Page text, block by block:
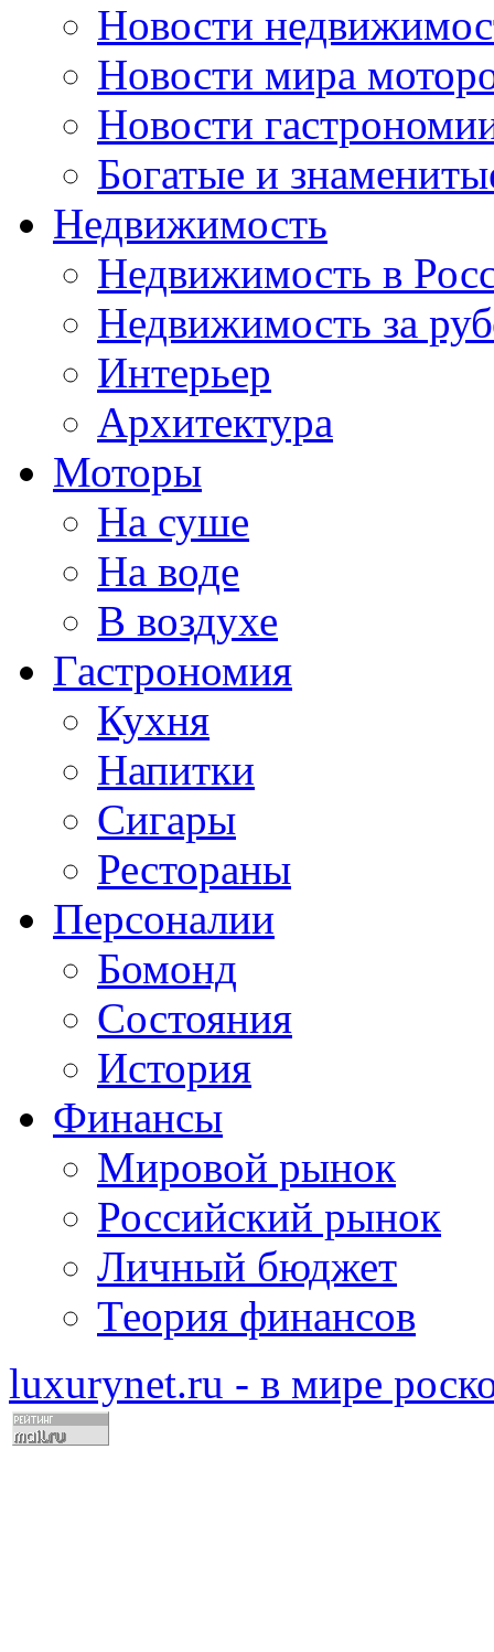
Новости
Новости мира
Новости
Богатые и
Недвижимость
Недвижимость в
Недвижимость за
Интерьер
Архитектура
Моторы
На суше
На воде
В воздухе
Гастрономия
Кухня
Напитки
Сигары
Рестораны
Персоналии
Бомонд
Состояния
История
Финансы
Мировой рынок
Российский рынок
Личный бюджет
Теория финансов
luxurynet.ru - в мире